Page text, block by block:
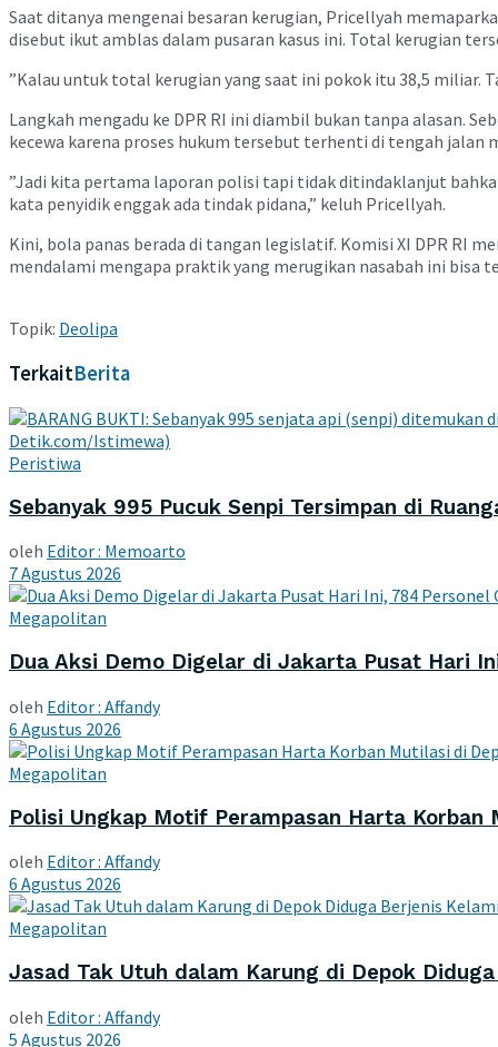
​Saat ditanya mengenai besaran kerugian, Pricellyah
disebut ikut amblas dalam pusaran kasus ini. Total kerugian
​”Kalau untuk total kerugian yang saat ini pokok itu 38,5 miliar.
​Langkah mengadu ke DPR RI ini diambil bukan tanpa alasan.
kecewa karena proses hukum tersebut terhenti di tengah jalan
​”Jadi kita pertama laporan polisi tapi tidak ditindaklanjut
kata penyidik enggak ada tindak pidana,” keluh Pricellyah.
​Kini, bola panas berada di tangan legislatif. Komisi XI DPR RI
mendalami mengapa praktik yang merugikan nasabah ini bisa
Topik: Deolipa
TerkaitBerita
Peristiwa
Sebanyak 995 Pucuk Senpi Tersimpan di
oleh Editor : Memoarto
7 Agustus 2026
Megapolitan
Dua Aksi Demo Digelar di Jakarta Pusat Hari
oleh Editor : Affandy
6 Agustus 2026
Megapolitan
Polisi Ungkap Motif Perampasan Harta
oleh Editor : Affandy
6 Agustus 2026
Megapolitan
Jasad Tak Utuh dalam Karung di Depok
oleh Editor : Affandy
5 Agustus 2026